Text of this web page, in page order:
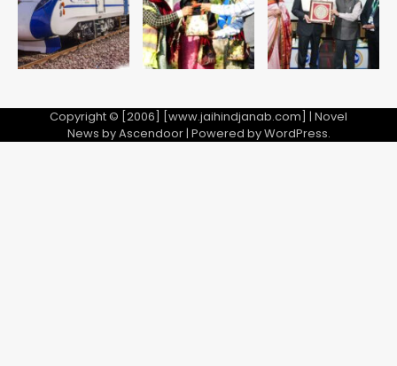
5
8वीं की क्लास, NCPCR की शिकायत पर
भेजा नोटिस
Copyright © [2006] [www.jaihindjanab.com] | Novel
News byAscendoor| Powered byWordPress.